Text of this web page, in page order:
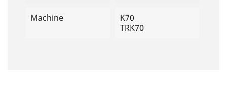
Machine
K70
TRK70